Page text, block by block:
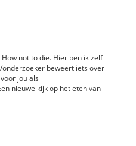
not to die. Hier ben ik zelf
beweert iets over
jou als
nieuwe kijk op het eten van